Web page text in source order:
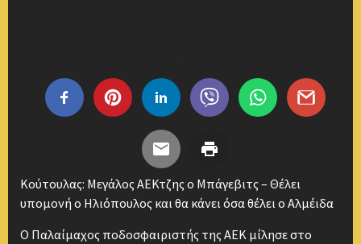
Κούτουλας: Μεγάλος ΑΕΚτζης ο Μπάγεβιτς – Θέλει
υπομονή ο Ηλιόπουλος και θα κάνει όσα θέλει ο Αλμέιδα
Ο Παλαίμαχος ποδοσφαιριστής της ΑΕΚ μίλησε στο